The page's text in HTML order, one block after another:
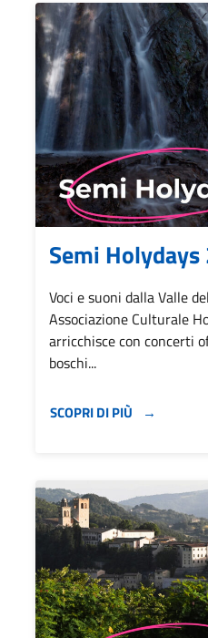
Semi
Voci e suoni dalla Valle
Associazione Culturale
arricchisce con concerti
boschi...
SCOPRI DI PIÙ